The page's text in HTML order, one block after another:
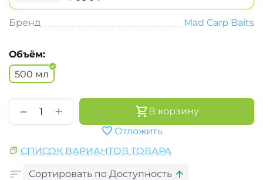
Бренд Mad Carp Baits
Объём:
500 мл
+
−
В корзину
Отложить
СПИСОК ВАРИАНТОВ ТОВАРА
Сортировать по Доступность